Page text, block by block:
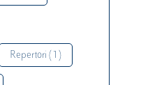
Repertori ( 1 )